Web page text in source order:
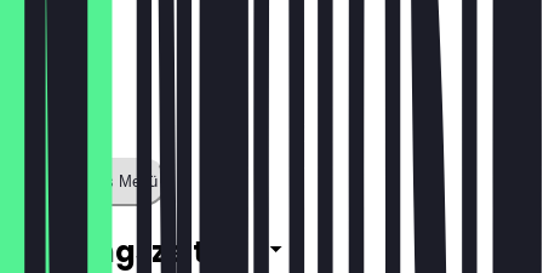
Zeige ganzes Menü
Öffnungszeiten